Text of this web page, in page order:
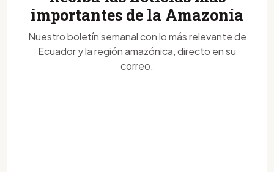
importantes de la Amazonía
Nuestro boletín semanal con lo más relevante de
Ecuador y la región amazónica, directo en su
correo.